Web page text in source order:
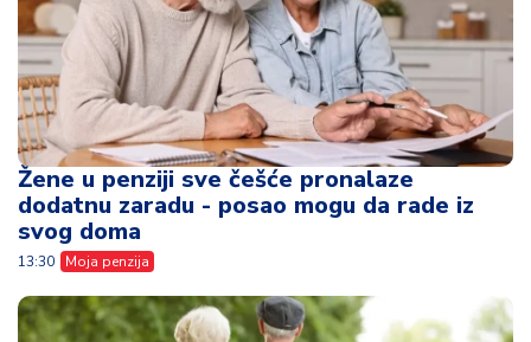
Žene u penziji sve češće pronalaze
dodatnu zaradu - posao mogu da rade iz
svog doma
13:30 Moja penzija